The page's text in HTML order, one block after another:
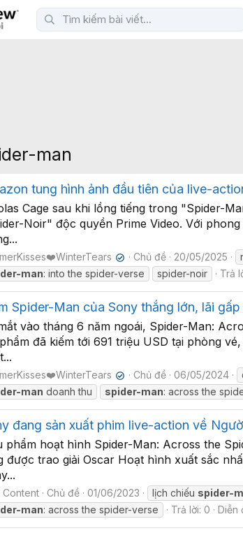
man
tung hình ảnh đầu tiên của live-
Cage sau khi lồng tiếng trong "Spider-
Noir" độc quyền Prime Video. Với
✔ Chủ đề 20/05/2025
man: into the spider-verse spider-noir Trả
Spider-Man của Sony thắng lớn, lãi
vào tháng 6 năm ngoái, Spider-Man:
đã kiếm tới 691 triệu USD tại phòng
✔ Chủ đề 06/05/2024
man doanh thu spider-man: across the
đang sản xuất phim live-action về
phẩm hoạt hình Spider-Man: Across the
được trao giải Oscar Hoạt hình xuất sắc
Content Chủ đề 01/06/2023 lịch chiếu spider-
man: across the spider-verse Trả lời: 0 Diễn